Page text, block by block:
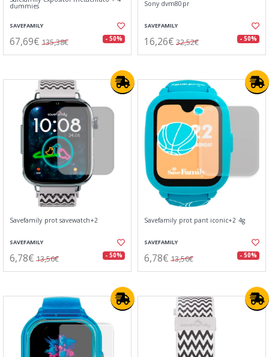
dummies
SAVEFAMILY
67,69€ 135,38€ - 50%
Sony dvm80pr
SAVEFAMILY
16,26€ 32,52€ - 50%
Savefamily prot savewatch+2
SAVEFAMILY
6,78€ 13,56€ - 50%
Savefamily prot pant iconic+2 4g
SAVEFAMILY
6,78€ 13,56€ - 50%